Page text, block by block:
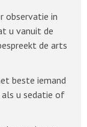
observatie in
u vanuit de
de arts
beste iemand
als u sedatie of